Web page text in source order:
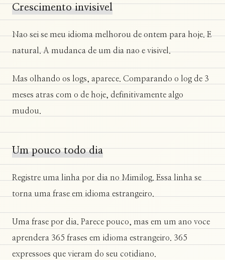
Crescimento invisivel
Nao sei se meu idioma melhorou de ontem para hoje. E
natural. A mudanca de um dia nao e visivel.
Mas olhando os logs, aparece. Comparando o log de 3
meses atras com o de hoje, definitivamente algo
mudou.
Um pouco todo dia
Registre uma linha por dia no Mimilog. Essa linha se
torna uma frase em idioma estrangeiro.
Uma frase por dia. Parece pouco, mas em um ano voce
aprendera 365 frases em idioma estrangeiro. 365
expressoes que vieram do seu cotidiano.